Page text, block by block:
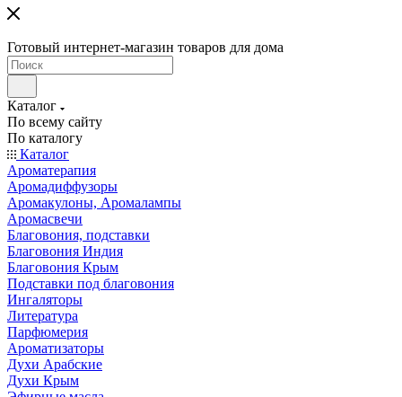
Готовый интернет-магазин товаров для дома
Каталог
По всему сайту
По каталогу
Каталог
Ароматерапия
Аромадиффузоры
Аромакулоны, Аромалампы
Аромасвечи
Благовония, подставки
Благовония Индия
Благовония Крым
Подставки под благовония
Ингаляторы
Литература
Парфюмерия
Ароматизаторы
Духи Арабские
Духи Крым